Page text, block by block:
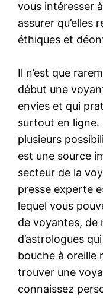
vous intéresser
assurer qu’elles
éthiques et
Il n’est que
début une
envies et qui
surtout en ligne.
plusieurs
est une source
secteur de la
presse experte
lequel vous
de voyantes, de
d’astrologues
bouche à oreille
trouver une
connaissez